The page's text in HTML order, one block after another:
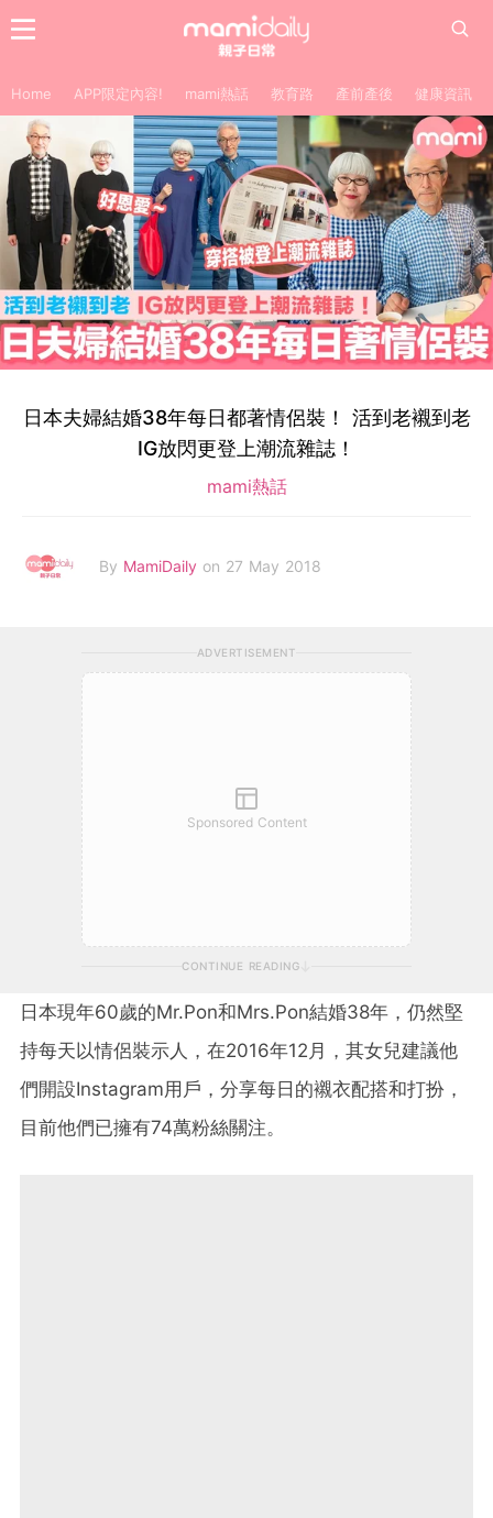
Home APP限定內容! mami熱話 教育路 產前產後 健康資訊
日本夫婦結婚38年每日都著情侶裝！ 活到老襯到老
IG放閃更登上潮流雜誌！
mami熱話
By MamiDaily on 27 May 2018
ADVERTISEMENT
Sponsored Content
CONTINUE READING
日本現年60歲的Mr.Pon和Mrs.Pon結婚38年，仍然堅
持每天以情侶裝示人，在2016年12月，其女兒建議他
們開設Instagram用戶，分享每日的襯衣配搭和打扮，
目前他們已擁有74萬粉絲關注。